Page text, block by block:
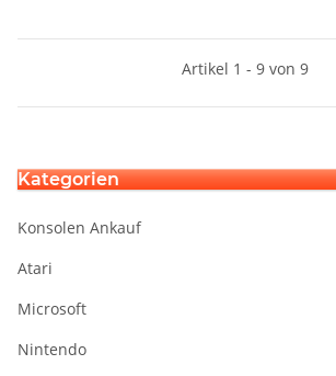
Artikel 1 - 9 von 9
Kategorien
Konsolen Ankauf
Atari
Microsoft
Nintendo